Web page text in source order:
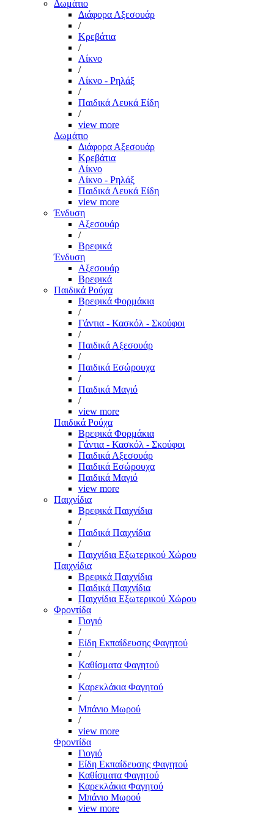
Δωμάτιο
Διάφορα Αξεσουάρ
/
Κρεβάτια
/
Λίκνο
/
Λίκνο - Ρηλάξ
/
Παιδικά Λευκά Είδη
/
view more
Δωμάτιο
Διάφορα Αξεσουάρ
Κρεβάτια
Λίκνο
Λίκνο - Ρηλάξ
Παιδικά Λευκά Είδη
view more
Ένδυση
Αξεσουάρ
/
Βρεφικά
Ένδυση
Αξεσουάρ
Βρεφικά
Παιδικά Ρούχα
Βρεφικά Φορμάκια
/
Γάντια - Κασκόλ - Σκούφοι
/
Παιδικά Αξεσουάρ
/
Παιδικά Εσώρουχα
/
Παιδικά Μαγιό
/
view more
Παιδικά Ρούχα
Βρεφικά Φορμάκια
Γάντια - Κασκόλ - Σκούφοι
Παιδικά Αξεσουάρ
Παιδικά Εσώρουχα
Παιδικά Μαγιό
view more
Παιχνίδια
Βρεφικά Παιχνίδια
/
Παιδικά Παιχνίδια
/
Παιχνίδια Εξωτερικού Χώρου
Παιχνίδια
Βρεφικά Παιχνίδια
Παιδικά Παιχνίδια
Παιχνίδια Εξωτερικού Χώρου
Φροντίδα
Γιογιό
/
Είδη Εκπαίδευσης Φαγητού
/
Καθίσματα Φαγητού
/
Καρεκλάκια Φαγητού
/
Μπάνιο Μωρού
/
view more
Φροντίδα
Γιογιό
Είδη Εκπαίδευσης Φαγητού
Καθίσματα Φαγητού
Καρεκλάκια Φαγητού
Μπάνιο Μωρού
view more